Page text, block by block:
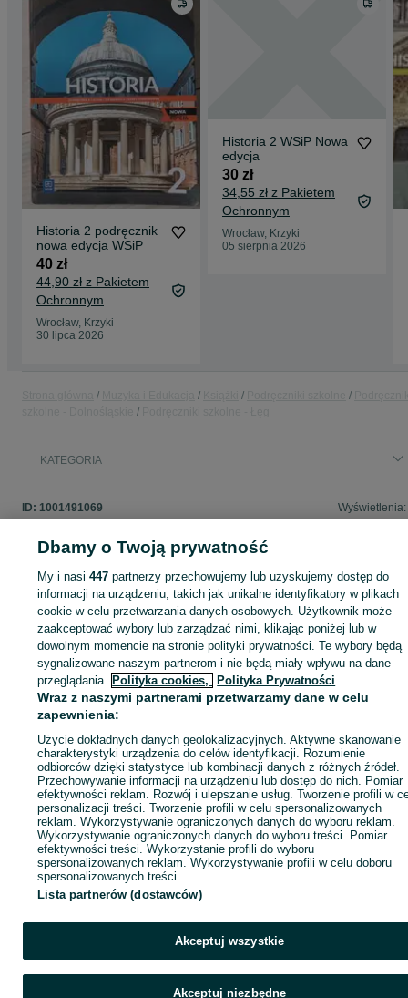
Historia 2 podręcznik
nowa edycja WSiP
40 zł
44,90 zł z Pakietem
Ochronnym
Wrocław, Krzyki
30 lipca 2026
Historia 2 WSiP Nowa
edycja
30 zł
34,55 zł z Pakietem
Ochronnym
Wrocław, Krzyki
05 sierpnia 2026
KATEGORIA
ID: 1001491069 Wyświetlenia:
Zaloguj się lub załóż konto na OLX, aby skontaktować się z
sprzedającym
Zaloguj się / Załóż konto
Dbamy o Twoją prywatność
My i nasi447 partnerzy przechowujemy lub uzyskujemy dostęp do
informacji na urządzeniu, takich jak unikalne identyfikatory w plikach
cookie w celu przetwarzania danych osobowych. Użytkownik może
zaakceptować wybory lub zarządzać nimi, klikając poniżej lub w
dowolnym momencie na stronie polityki prywatności. Te wybory będą
sygnalizowane naszym partnerom i nie będą miały wpływu na dane
przeglądania. Polityka cookies, Polityka Prywatności
Wraz z naszymi partnerami przetwarzamy dane w celu
zapewnienia:
Użycie dokładnych danych geolokalizacyjnych. Aktywne skanowanie
charakterystyki urządzenia do celów identyfikacji. Rozumienie
odbiorców dzięki statystyce lub kombinacji danych z różnych źródeł.
Przechowywanie informacji na urządzeniu lub dostęp do nich. Pomiar
efektywności reklam. Rozwój i ulepszanie usług. Tworzenie profili w
personalizacji treści. Tworzenie profili w celu spersonalizowanych
reklam. Wykorzystywanie ograniczonych danych do wyboru reklam.
Wykorzystywanie ograniczonych danych do wyboru treści. Pomiar
efektywności treści. Wykorzystanie profili do wyboru
spersonalizowanych reklam. Wykorzystywanie profili w celu doboru
spersonalizowanych treści.
Lista partnerów (dostawców)
Akceptuj wszystkie
Akceptuj niezbędne